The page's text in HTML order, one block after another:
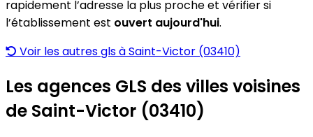
rapidement l’adresse la plus proche et vérifier si
l’établissement est ouvert aujourd'hui.
Voir les autres gls à Saint-Victor (03410)
Les agences GLS des villes voisines
de Saint-Victor (03410)